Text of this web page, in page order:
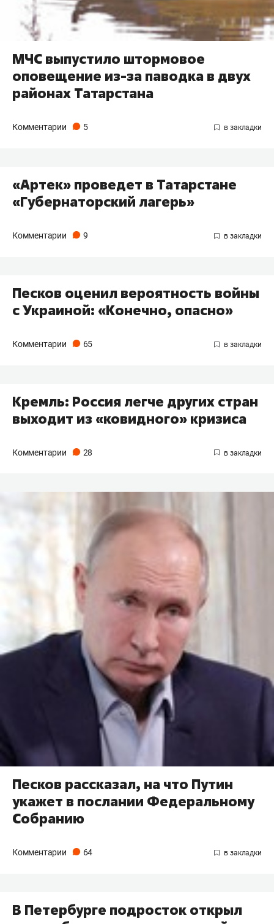
МЧС выпустило штормовое
оповещение из-за паводка в двух
районах Татарстана
Комментарии 5
«Артек» проведет в Татарстане
«Губернаторский лагерь»
Комментарии 9
Песков оценил вероятность войны
с Украиной: «Конечно, опасно»
Комментарии 65
Кремль: Россия легче других стран
выходит из «ковидного» кризиса
Комментарии 28
Песков рассказал, на что Путин
укажет в послании Федеральному
Собранию
Комментарии 64
В Петербурге подросток открыл